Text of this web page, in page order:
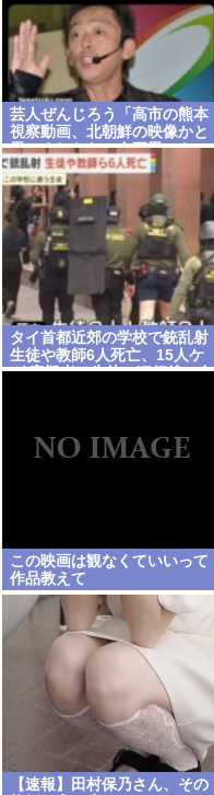
芸人ぜんじろう「高市の熊本
視察動画、北朝鮮の映像かと
思いましたわ！金正恩でも、
盛り過ぎやろ！言います
よ！？」
タイ首都近郊の学校で銃乱射
生徒や教師6人死亡、15人ケ
ガ 容疑者は生徒…犯行後に自
この映画は観なくていいって
作品教えて
【速報】田村保乃さん、その